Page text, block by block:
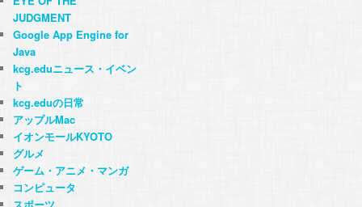
JUDGMENT
Google App Engine for
Java
kcg.eduニュース・イベン
ト
kcg.eduの日常
アップルMac
イオンモールKYOTO
グルメ
ゲーム・アニメ・マンガ
コンピュータ